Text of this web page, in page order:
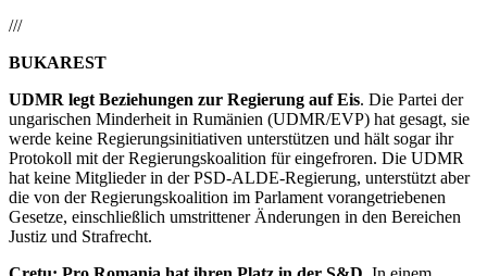
///
BUKAREST
UDMR legt Beziehungen zur Regierung auf Eis. Die Partei der
ungarischen Minderheit in Rumänien (UDMR/EVP) hat gesagt, sie
werde keine Regierungsinitiativen unterstützen und hält sogar ihr
Protokoll mit der Regierungskoalition für eingefroren. Die UDMR
hat keine Mitglieder in der PSD-ALDE-Regierung, unterstützt aber
die von der Regierungskoalition im Parlament vorangetriebenen
Gesetze, einschließlich umstrittener Änderungen in den Bereichen
Justiz und Strafrecht.